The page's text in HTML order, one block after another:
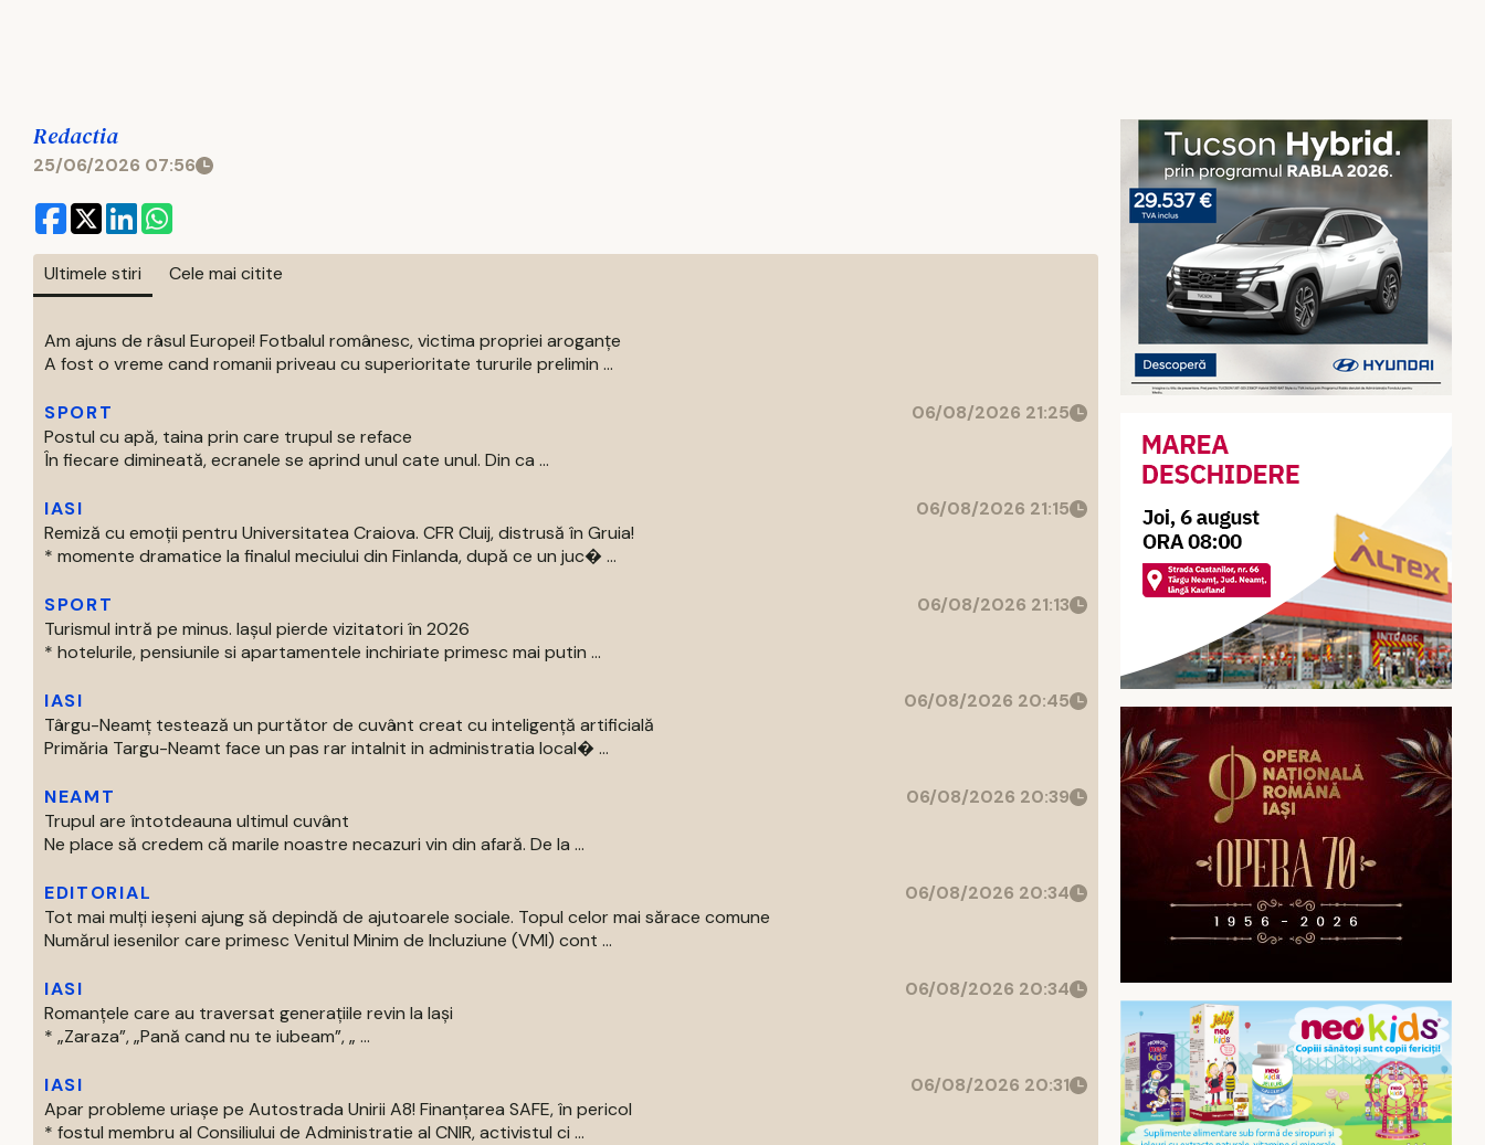
Redactia
25/06/2026 07:56
Ultimele stiri Cele mai citite
Am ajuns de râsul Europei! Fotbalul românesc, victima propriei aroganțe
A fost o vreme cand romanii priveau cu superioritate tururile prelimin ...
SPORT
06/08/2026 21:25
Postul cu apă, taina prin care trupul se reface
În fiecare dimineată, ecranele se aprind unul cate unul. Din ca ...
IASI
06/08/2026 21:15
Remiză cu emoții pentru Universitatea Craiova. CFR Cluij, distrusă în Gruia!
* momente dramatice la finalul meciului din Finlanda, după ce un juc� ...
SPORT
06/08/2026 21:13
Turismul intră pe minus. Iașul pierde vizitatori în 2026
* hotelurile, pensiunile si apartamentele inchiriate primesc mai putin ...
IASI
06/08/2026 20:45
Târgu-Neamț testează un purtător de cuvânt creat cu inteligență artificială
Primăria Targu-Neamt face un pas rar intalnit in administratia local� ...
NEAMT
06/08/2026 20:39
Trupul are întotdeauna ultimul cuvânt
Ne place să credem că marile noastre necazuri vin din afară. De la ...
EDITORIAL
06/08/2026 20:34
Tot mai mulți ieșeni ajung să depindă de ajutoarele sociale. Topul celor mai sărace comune
Numărul iesenilor care primesc Venitul Minim de Incluziune (VMI) cont ...
IASI
06/08/2026 20:34
Romanțele care au traversat generațiile revin la Iași
* „Zaraza”, „Pană cand nu te iubeam”, „ ...
IASI
06/08/2026 20:31
Apar probleme uriașe pe Autostrada Unirii A8! Finanțarea SAFE, în pericol
* fostul membru al Consiliului de Administratie al CNIR, activistul ci ...